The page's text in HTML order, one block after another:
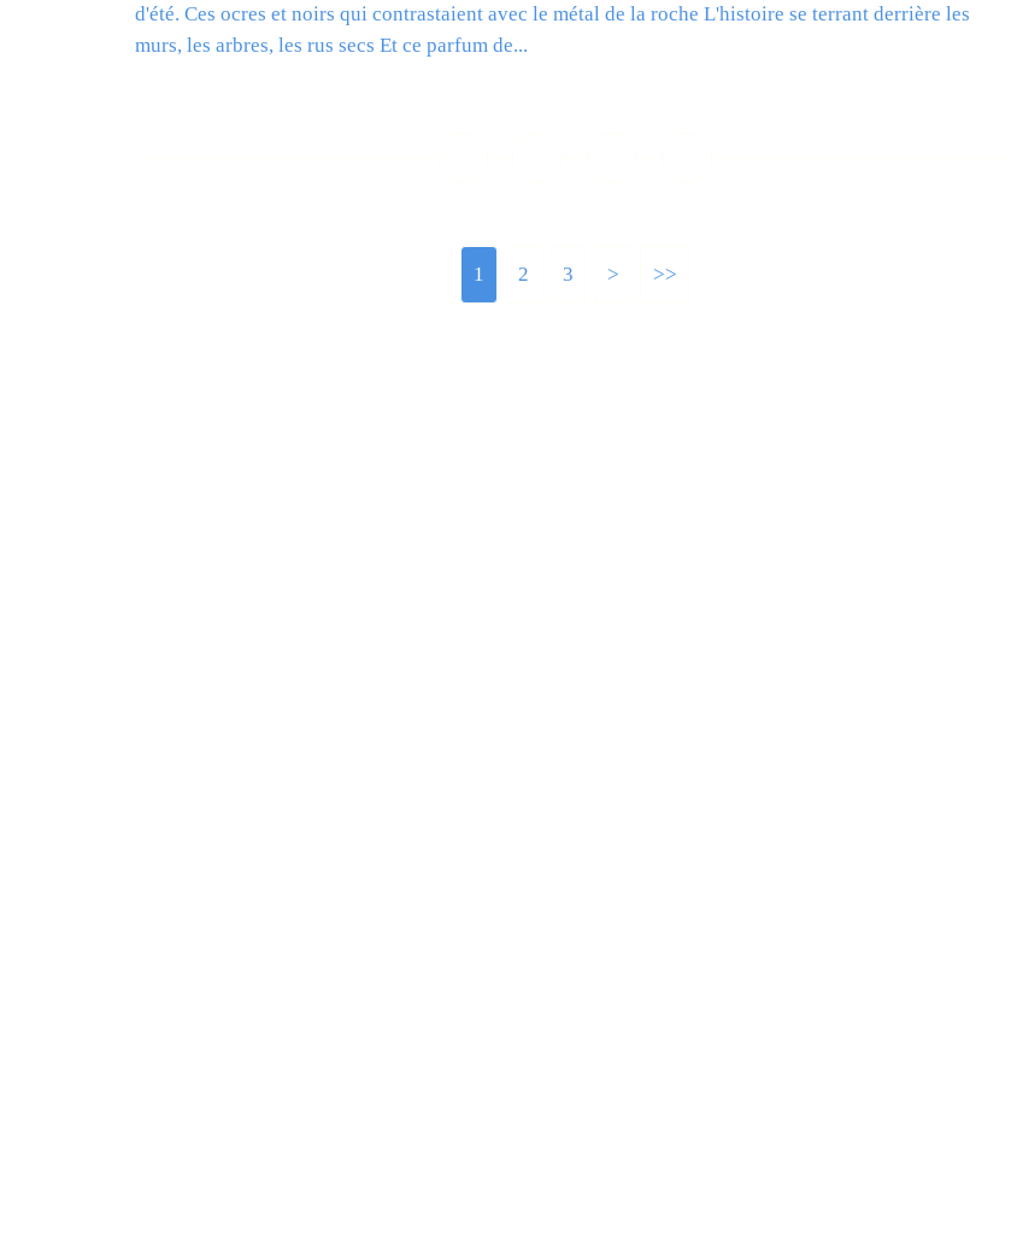
d'été. Ces ocres et noirs qui contrastaient avec le métal de la roche L'histoire se terrant derrière les
murs, les arbres, les rus secs Et ce parfum de...
1 2 3 > >>